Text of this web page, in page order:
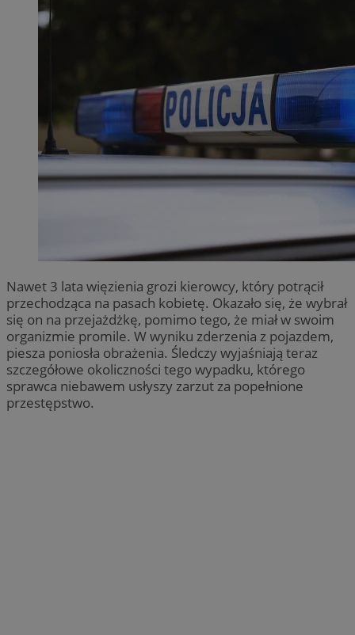
Nawet 3 lata więzienia grozi kierowcy, który potrącił
przechodząca na pasach kobietę. Okazało się, że wybrał
się on na przejażdżkę, pomimo tego, że miał w swoim
organizmie promile. W wyniku zderzenia z pojazdem,
piesza poniosła obrażenia. Śledczy wyjaśniają teraz
szczegółowe okoliczności tego wypadku, którego
sprawca niebawem usłyszy zarzut za popełnione
przestępstwo.